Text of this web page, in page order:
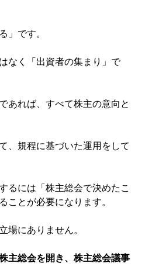
」です。
なく「出資者の集まり」で
あれば、すべて株主の意向と
、規程に基づいた運用をして
るには「株主総会で決めたこ
ことが必要になります。
場にありません。
主総会を開き、株主総会議事